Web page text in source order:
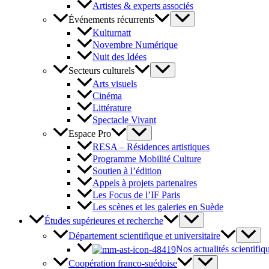
Artistes & experts associés
Événements récurrents
Kulturnatt
Novembre Numérique
Nuit des Idées
Secteurs culturels
Arts visuels
Cinéma
Littérature
Spectacle Vivant
Espace Pro
RESA – Résidences artistiques
Programme Mobilité Culture
Soutien à l’édition
Appels à projets partenaires
Les Focus de l’IF Paris
Les scènes et les galeries en Suède
Études supérieures et recherche
Département scientifique et universitaire
Nos actualités
Coopération franco-suédoise